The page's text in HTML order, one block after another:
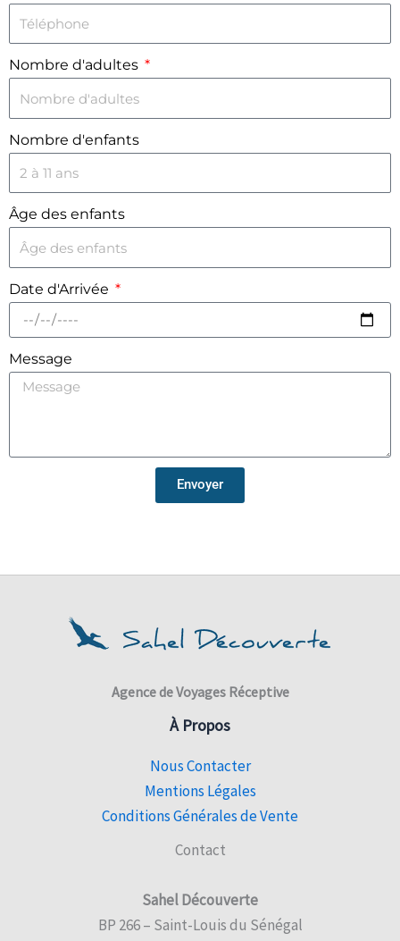
Nombre d'adultes
Nombre d'enfants
Âge des enfants
Date d'Arrivée
Message
Envoyer
Agence de Voyages Réceptive
À Propos
Nous Contacter
Mentions Légales
Conditions Générales de Vente
Contact
Sahel Découverte
BP 266 – Saint-Louis du Sénégal